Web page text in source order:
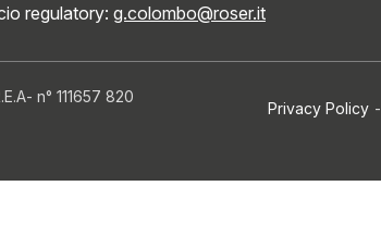
regulatory: g.colombo@roser.it
n° 111657 820
-
Privacy Policy